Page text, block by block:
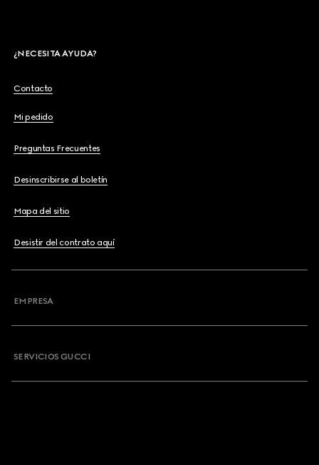
¿NECESITA AYUDA?
Contacto
Mi pedido
Preguntas Frecuentes
Desinscribirse al boletín
Mapa del sitio
Desistir del contrato aquí
EMPRESA
SERVICIOS GUCCI